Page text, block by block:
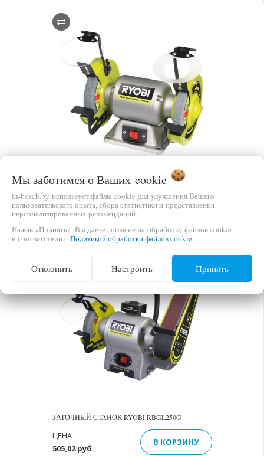
ЗАТОЧНЫЙ СТАНОК RYOBI RBG6G1
307,74 руб.
ЦЕНА
В КОРЗИНУ
ЗАТОЧНЫЙ СТАНОК RYOBI RBGL250G
505,02 руб.
ЦЕНА
В КОРЗИНУ
Мы заботимся о Ваших cookie
in-bosch.by использует файлы cookie для улучшения Вашего
пользовательского опыта, сбора статистики и представления
персонализированных рекомендаций.
Нажав «Принять», Вы даете согласие на обработку файлов cookie
в соответствии с Политикой обработки файлов cookie.
Отклонить Настроить Принять